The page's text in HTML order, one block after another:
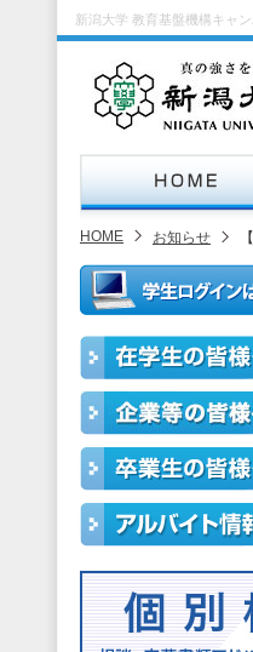
新潟大学 教育基盤機構キャ
HOME お知らせ